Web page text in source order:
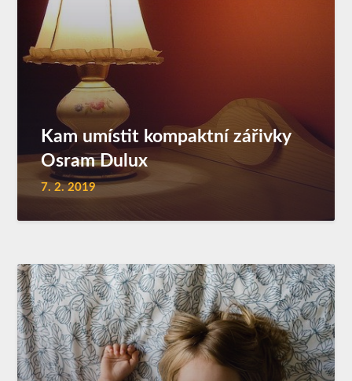
Kam umístit kompaktní zářivky
Osram Dulux
7. 2. 2019